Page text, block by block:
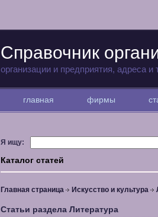
Справочник
организации и предприятия, адреса
главная фирмы
Я ищу:
Каталог статей
Главная страница Искусство и культура
Статьи раздела Литература